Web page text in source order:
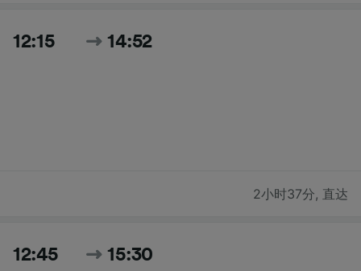
12:15 14:52
2小时37分, 直达
12:45 15:30